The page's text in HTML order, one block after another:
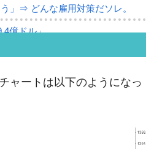
」⇒ どんな雇用対策だソレ。
億ドル」
動きに強く左右される状態
ャートは以下のようになっ